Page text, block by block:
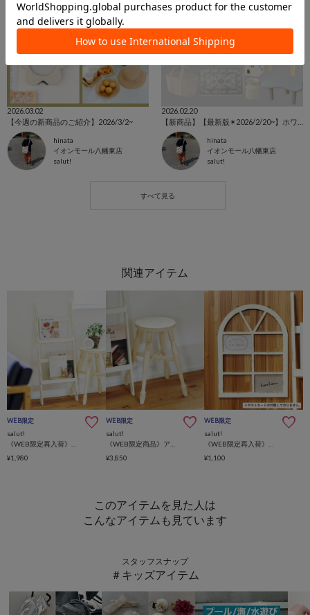
2026.03.02
【今週の新商品のご紹介】2026/3/2~
hinata
イオンモール八幡東店
salut!
2026.02.20
hinata
イオンモール八幡東店
salut!
WEB限定
salut!
¥1,980
WEB限定
salut!
¥3,850
WEB限定
salut!
¥1,100
このアイテムを見た人は
こんなアイテムも見ています
スタッフスナップ
＃キッズアイテム